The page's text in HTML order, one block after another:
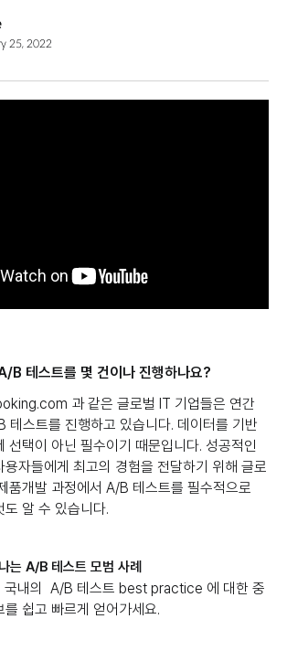
25, 2022
B 테스트를 몇 건이나 진행하나요?
과 같은 글로벌 IT 기업들은 연간
테스트를 진행하고 있습니다. 데이터를 기반
선택이 아닌 필수이기 때문입니다. 성공적인
자들에게 최고의 경험을 전달하기 위해 글로
품개발 과정에서 A/B 테스트를 필수적으로
알 수 있습니다.
A/B 테스트 모범 사례
국내의 A/B 테스트 best practice 에 대한 중
쉽고 빠르게 얻어가세요.